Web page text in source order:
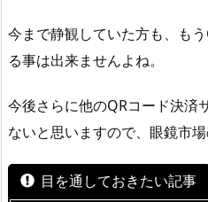
今まで静観していた方も、も
る事は出来ませんよね。
今後さらに他のQRコード決済
ないと思いますので、眼鏡市場
目を通しておきたい記事